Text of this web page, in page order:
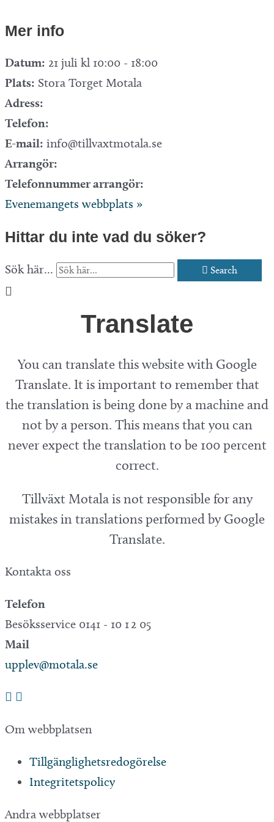
Mer info
Datum: 21 juli kl 10:00 - 18:00
Plats: Stora Torget Motala
Adress:
Telefon:
E-mail: info@tillvaxtmotala.se
Arrangör:
Telefonnummer arrangör:
Evenemangets webbplats »
Hittar du inte vad du söker?
Sök här... Search
Translate
You can translate this website with Google
Translate. It is important to remember that
the translation is being done by a machine and
not by a person. This means that you can
never expect the translation to be 100 percent
correct.
Tillväxt Motala is not responsible for any
mistakes in translations performed by Google
Translate.
Kontakta oss
Telefon
Besöksservice 0141 - 10 1 2 05
Mail
upplev@motala.se
Om webbplatsen
Tillgänglighetsredogörelse
Integritetspolicy
Andra webbplatser